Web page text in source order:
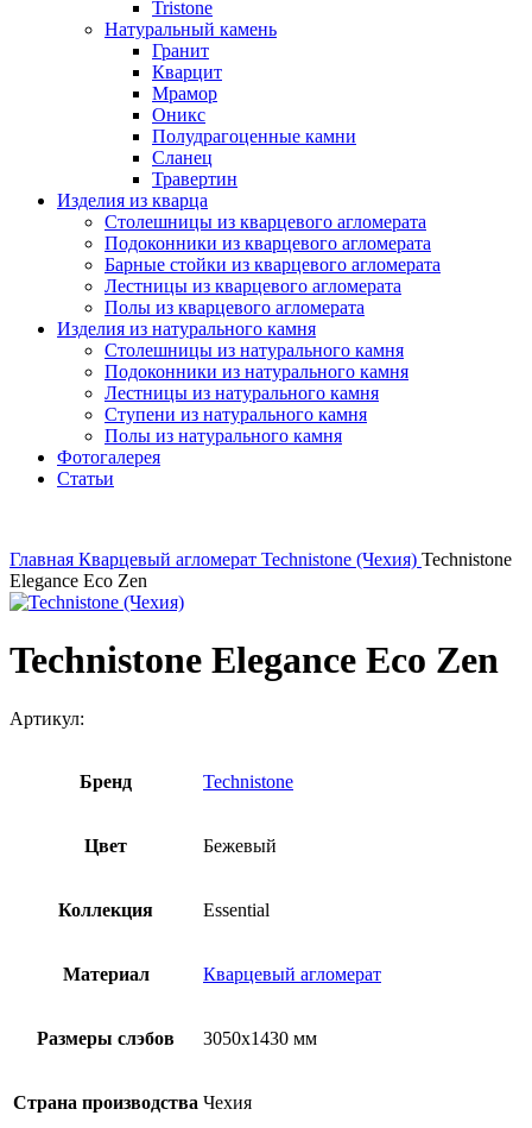
Tristone
Натуральный камень
Гранит
Кварцит
Мрамор
Оникс
Полудрагоценные камни
Сланец
Травертин
Изделия из кварца
Столешницы из кварцевого агломерата
Подоконники из кварцевого агломерата
Барные стойки из кварцевого агломерата
Лестницы из кварцевого агломерата
Полы из кварцевого агломерата
Изделия из натурального камня
Столешницы из натурального камня
Подоконники из натурального камня
Лестницы из натурального камня
Ступени из натурального камня
Полы из натурального камня
Фотогалерея
Статьи
Главная Кварцевый агломерат Technistone (Чехия) Technistone
Elegance Eco Zen
Technistone Elegance Eco Zen
Артикул:
Бренд Technistone
Цвет Бежевый
Коллекция Essential
Материал Кварцевый агломерат
Размеры слэбов 3050х1430 мм
Страна производства Чехия